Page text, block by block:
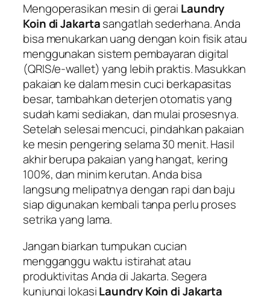
Mengoperasikan mesin di gerai Laundry
Koin di Jakartasangatlah sederhana. Anda
bisa menukarkan uang dengan koin fisik atau
menggunakan sistem pembayaran digital
(QRIS/e-wallet) yang lebih praktis. Masukkan
pakaian ke dalam mesin cuci berkapasitas
besar, tambahkan deterjen otomatis yang
sudah kami sediakan, dan mulai prosesnya.
Setelah selesai mencuci, pindahkan pakaian
ke mesin pengering selama 30 menit. Hasil
akhir berupa pakaian yang hangat, kering
100%, dan minim kerutan. Anda bisa
langsung melipatnya dengan rapi dan baju
siap digunakan kembali tanpa perlu proses
setrika yang lama.
Jangan biarkan tumpukan cucian
mengganggu waktu istirahat atau
produktivitas Anda di Jakarta. Segera
kunjungi lokasiLaundry Koin di Jakarta